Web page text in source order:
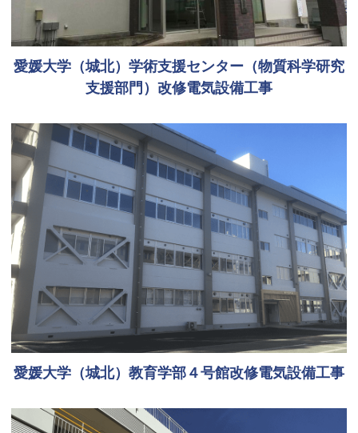
愛媛大学（城北）学術支援センター（物質科学研究
支援部門）改修電気設備工事
愛媛大学（城北）教育学部４号館改修電気設備工事